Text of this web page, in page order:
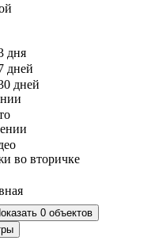
дня
дней
дней
во вторичке
0 объектов